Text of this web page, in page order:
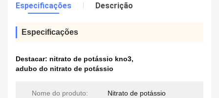
Especificações Descrição
Especificações
Destacar: nitrato de potássio kno3,
adubo do nitrato de potássio
Nome do produto: Nitrato de potássio